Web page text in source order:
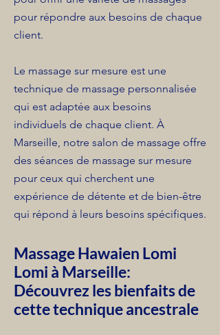
pour répondre aux besoins de chaque
client.
Le massage sur mesure est une
technique de massage personnalisée
qui est adaptée aux besoins
individuels de chaque client. À
Marseille, notre salon de massage offre
des séances de massage sur mesure
pour ceux qui cherchent une
expérience de détente et de bien-être
qui répond à leurs besoins spécifiques.
Massage Hawaien Lomi
Lomi à Marseille:
Découvrez les bienfaits de
cette technique ancestrale